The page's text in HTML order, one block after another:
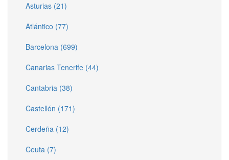
Asturias (21)
Atlántico (77)
Barcelona (699)
Canarias Tenerife (44)
Cantabria (38)
Castellón (171)
Cerdeña (12)
Ceuta (7)